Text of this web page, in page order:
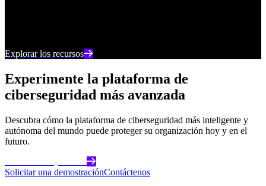
Explorar los recursos
Experimente la plataforma de
ciberseguridad más avanzada
Descubra cómo la plataforma de ciberseguridad más inteligente y
autónoma del mundo puede proteger su organización hoy y en el
futuro.
Solicitar una demostraciónContáctenos